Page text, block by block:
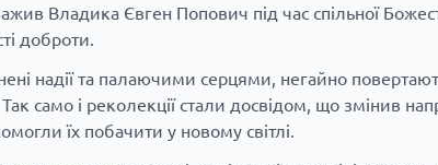
Владика Євген Попович під час спільної
доброти.
надії та палаючими серцями, негайно
само і реколекції стали досвідом, що змінив
їх побачити у новому світлі.